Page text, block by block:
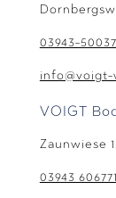
03943-
VOIGT
Zaunwiese
03943 606771